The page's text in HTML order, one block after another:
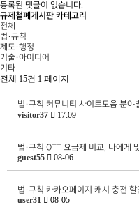
등록된 댓글이 없습니다.
규제철폐게시판 카테고리
전체
법·규칙
제도·행정
기술·아이디어
기타
전체 15건 1 페이지
법·규칙 커뮤니티 사이트모음 분
visitor37 17:09
법·규칙 OTT 요금제 비교, 나에게
guest55 08-06
법·규칙 카카오페이지 캐시 충전
user31 08-05